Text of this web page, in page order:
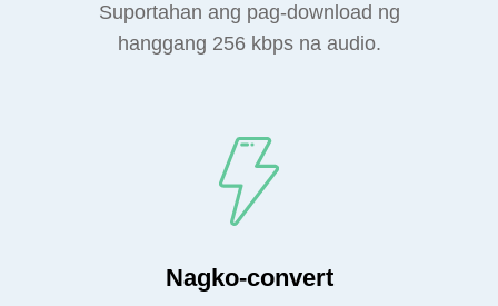
Suportahan ang pag-download ng
hanggang 256 kbps na audio.
Nagko-convert